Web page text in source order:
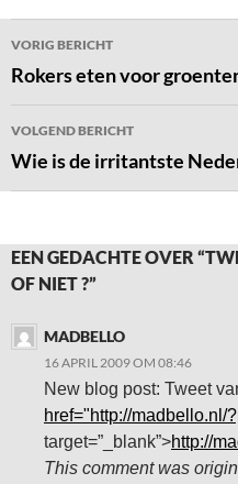
Bericht
navigatie
VORIG BERICHT
Rokers eten voor
VOLGEND BERICHT
Wie is de irritantste
EEN GEDACHTE OVER
OF NIET ?”
MADBELLO
16 APRIL 2009 OM 08:46
New blog post: Tweet
href="http://madbello.nl/
target=”_blank”>http://
This comment was